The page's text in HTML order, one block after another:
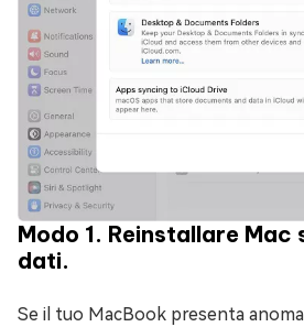
Modo 1. Reinstallare Mac
dati.
Se il tuo MacBook presenta